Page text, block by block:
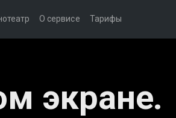
О сервисе Тарифы
экране.